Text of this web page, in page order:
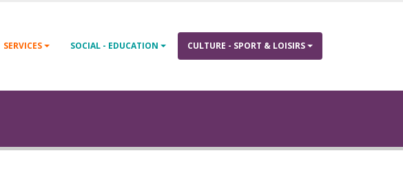
SERVICES SOCIAL - EDUCATION CULTURE - SPORT & LOISIRS